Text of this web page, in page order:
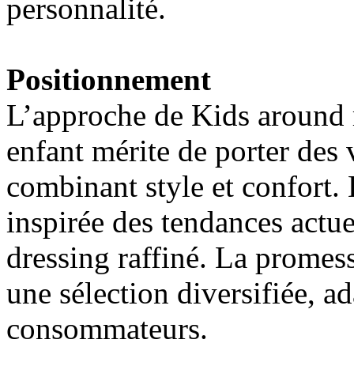
personnalité.
Positionnement
L’approche de Kids
enfant mérite de porter des
combinant style et confort.
inspirée des tendances
dressing raffiné. La
une sélection diversifiée,
consommateurs.